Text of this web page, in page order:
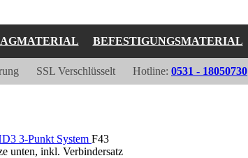
BEFESTIGUNGSMATERIAL
SSL Verschlüsselt Hotline: 0531 - 18050730
3-Punkt System F43
unten, inkl. Verbindersatz